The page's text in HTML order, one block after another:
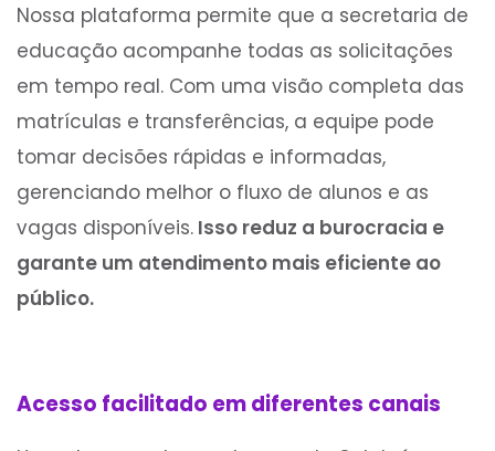
Nossa plataforma permite que a secretaria de
educação acompanhe todas as solicitações
em tempo real. Com uma visão completa das
matrículas e transferências, a equipe pode
tomar decisões rápidas e informadas,
gerenciando melhor o fluxo de alunos e as
vagas disponíveis. Isso reduz a burocracia e
garante um atendimento mais eficiente ao
público.
Acesso facilitado em diferentes canais